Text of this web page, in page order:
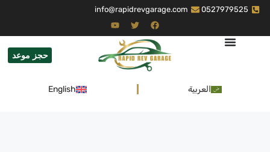
0527979525
info@rapidrevgarage.com
حجز موعد
العربية English